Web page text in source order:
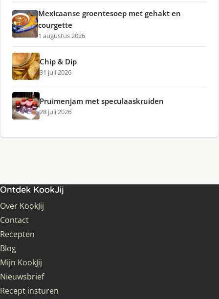
Mexicaanse groentesoep met gehakt en
courgette
1 augustus 2026
Chip & Dip
31 juli 2026
Pruimenjam met speculaaskruiden
28 juli 2026
Ontdek KookJij
Over KookJij
Contact
Recepten
Blog
Mijn KookJij
Nieuwsbrief
Recept insturen